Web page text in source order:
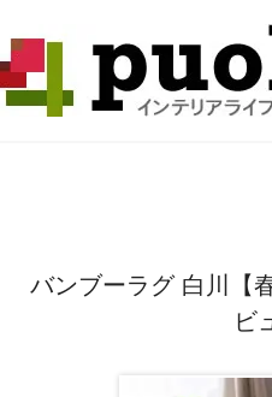
バンブーラグ 白川【
ビ